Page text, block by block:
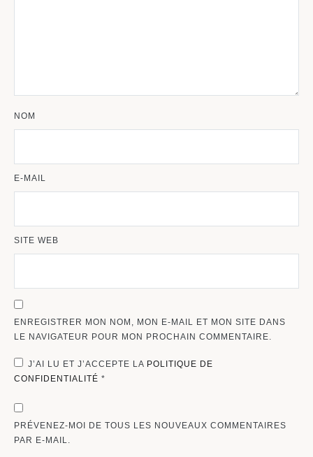
NOM
E-MAIL
SITE WEB
ENREGISTRER MON NOM, MON E-MAIL ET MON SITE DANS
LE NAVIGATEUR POUR MON PROCHAIN COMMENTAIRE.
J’AI LU ET J’ACCEPTE LA POLITIQUE DE
CONFIDENTIALITÉ *
PRÉVENEZ-MOI DE TOUS LES NOUVEAUX COMMENTAIRES
PAR E-MAIL.